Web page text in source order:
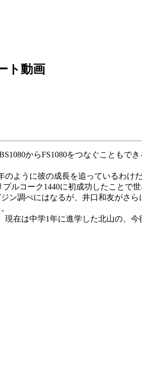
ト動画
からFS1080をつなぐこともで
のように彼の成長を追っているわけ
ルコーク1440に初成功したことで
ン調べにはなるが、井口和友がさ
在は中学1年に進学した北山の、今